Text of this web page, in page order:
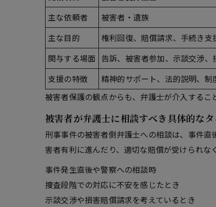
主な依頼者
被害者・遺族
主な目的
権利回復、賠償請求、手続き支
関与する場面 告訴、被害者参加、示談交渉、
支援の特徴
精神的サポート、法的説明、制
被害者保護の観点からも、弁護士が介入するこ
被害者が弁護士に相談すべき具体的な
刑事事件の被害者側弁護士への相談は、事件
害者有利に進んだり、適切な賠償が受けられな
事件発生直後や警察への相談時
捜査段階での対応に不安を感じたとき
示談交渉や損害賠償請求を考えているとき